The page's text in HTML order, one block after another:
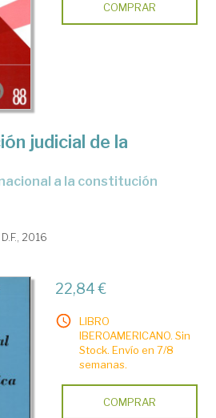
COMPRAR
judicial de la
2016
22,84 €
LIBRO
IBEROAMERICANO. Sin
Stock. Envío en 7/8
semanas.
COMPRAR